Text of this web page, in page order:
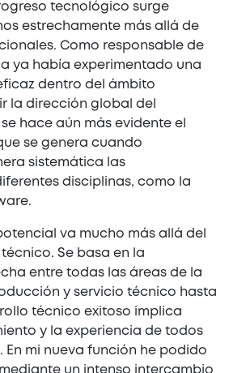
tecnológico surge
estrechamente más allá de
Como responsable de
ya había experimentado una
dentro del ámbito
la dirección global del
hace aún más evidente el
se genera cuando
sistemática las
disciplinas, como la
va mucho más allá del
Se basa en la
entre todas las áreas de la
y servicio técnico hasta
técnico exitoso implica
y la experiencia de todos
En mi nueva función he podido
un intenso intercambio